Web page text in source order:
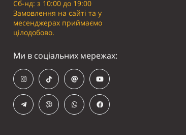
Сб-нд: з 10:00 до 19:00
Замовлення на сайті та у
месенджерах приймаємо
цілодобово.
Ми в соціальних мережах: